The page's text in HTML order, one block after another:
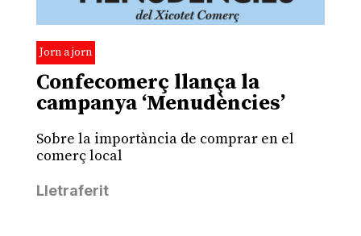
Jorn a jorn
Confecomerç llança la
campanya ‘Menudències’
Sobre la importància de comprar en el
comerç local
Lletraferit